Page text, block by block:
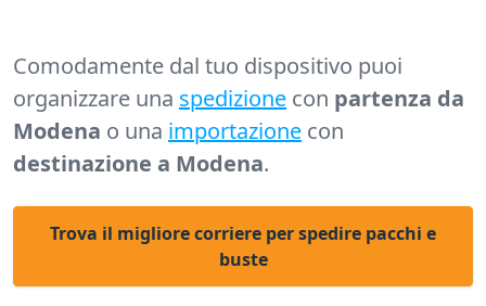
Comodamente dal tuo dispositivo puoi
organizzare una spedizione con partenza da
Modena o una importazione con
destinazione a Modena.
Trova il migliore corriere per spedire pacchi e
buste